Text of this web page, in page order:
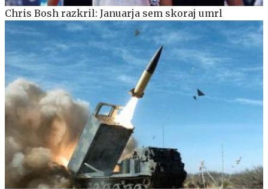
Chris Bosh razkril: Januarja sem skoraj umrl